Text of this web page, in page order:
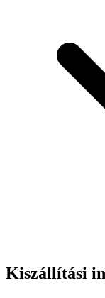
Kiszállítási